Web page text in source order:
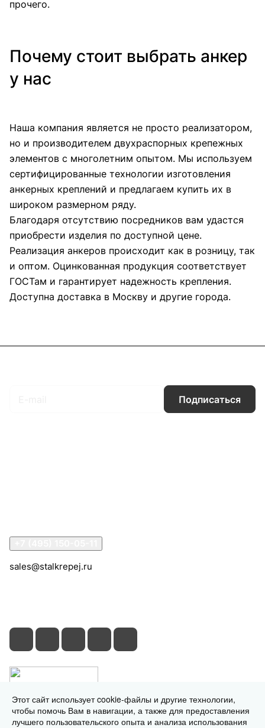
прочего.
Почему стоит выбрать анкер
у нас
Наша компания является не просто реализатором,
но и производителем двухраспорных крепежных
элементов с многолетним опытом. Мы используем
сертифицированные технологии изготовления
анкерных креплений и предлагаем купить их в
широком размерном ряду.
Благодаря отсутствию посредников вам удастся
приобрести изделия по доступной цене.
Реализация анкеров происходит как в розницу, так
и оптом. Оцинкованная продукция соответствует
ГОСТам и гарантирует надежность крепления.
Доступна доставка в Москву и другие города.
Подписаться
sales@stalkrepej.ru
Этот сайт использует cookie-файлы и другие технологии,
чтобы помочь Вам в навигации, а также для предоставления
лучшего пользовательского опыта и анализа использования